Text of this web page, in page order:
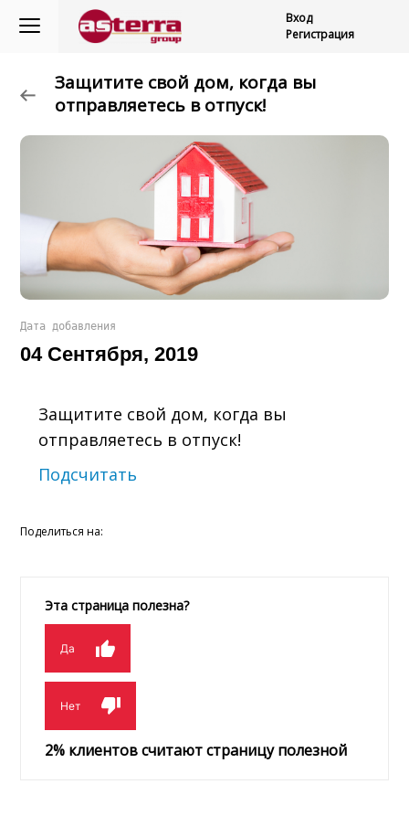
Вход
Регистрация
Защитите свой дом, когда вы
отправляетесь в отпуск!
Дата добавления
04 Сентября, 2019
Защитите свой дом, когда вы
отправляетесь в отпуск!
Подсчитать
Поделиться на:
Эта страница полезна?
Да
Нет
2% клиентов считают страницу полезной